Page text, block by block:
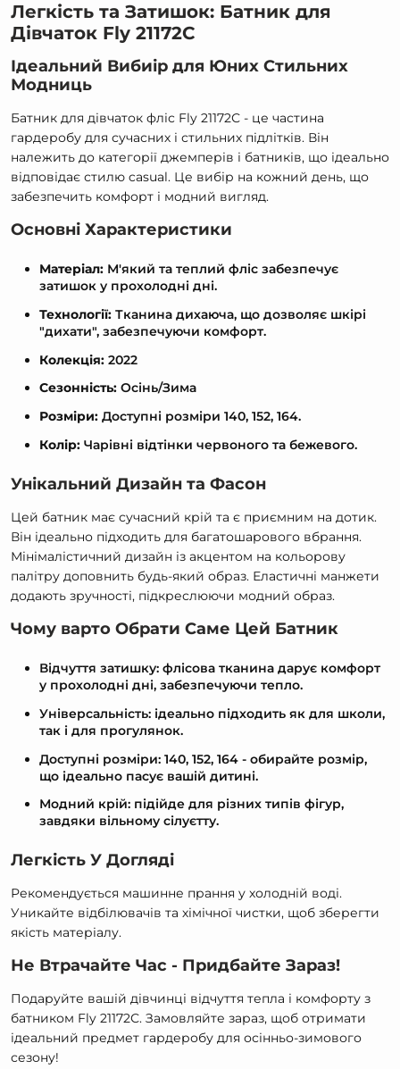
Легкість та Затишок: Батник для
Дівчаток Fly 21172С
Ідеальний Вибиір для Юних Стильних
Модниць
Батник для дівчаток фліс Fly 21172С - це частина
гардеробу для сучасних і стильних підлітків. Він
належить до категорії джемперів і батників, що ідеально
відповідає стилю casual. Це вибір на кожний день, що
забезпечить комфорт і модний вигляд.
Основні Характеристики
Матеріал: М'який та теплий фліс забезпечує
затишок у прохолодні дні.
Технології: Тканина дихаюча, що дозволяє шкірі
"дихати", забезпечуючи комфорт.
Колекція: 2022
Сезонність: Осінь/Зима
Розміри: Доступні розміри 140, 152, 164.
Колір: Чарівні відтінки червоного та бежевого.
Унікальний Дизайн та Фасон
Цей батник має сучасний крій та є приємним на дотик.
Він ідеально підходить для багатошарового вбрання.
Мінімалістичний дизайн із акцентом на кольорову
палітру доповнить будь-який образ. Еластичні манжети
додають зручності, підкреслюючи модний образ.
Чому варто Обрати Саме Цей Батник
Відчуття затишку: флісова тканина дарує комфорт
у прохолодні дні, забезпечуючи тепло.
Універсальність: ідеально підходить як для школи,
так і для прогулянок.
Доступні розміри: 140, 152, 164 - обирайте розмір,
що ідеально пасує вашій дитині.
Модний крій: підійде для різних типів фігур,
завдяки вільному сілуєтту.
Легкість У Догляді
Рекомендується машинне прання у холодній воді.
Уникайте відбілювачів та хімічної чистки, щоб зберегти
якість матеріалу.
Не Втрачайте Час - Придбайте Зараз!
Подаруйте вашій дівчинці відчуття тепла і комфорту з
батником Fly 21172С. Замовляйте зараз, щоб отримати
ідеальний предмет гардеробу для осінньо-зимового
сезону!